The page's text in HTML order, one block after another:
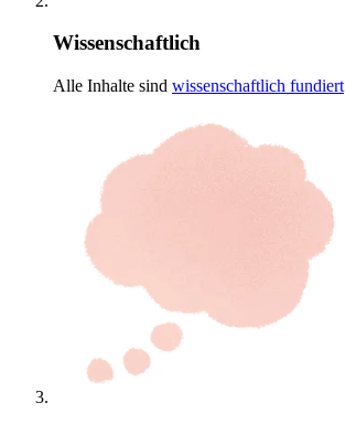
Wissenschaftlich
Alle Inhalte sind wissenschaftlich fundiert